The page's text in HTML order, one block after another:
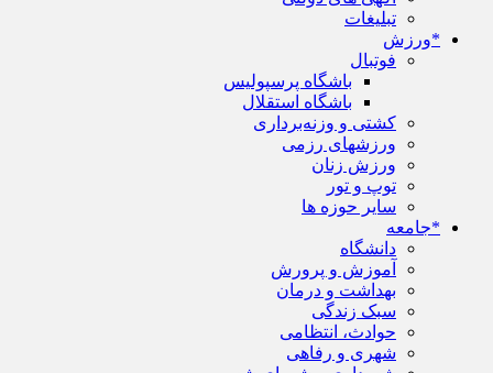
تبلیغات
*ورزش
فوتبال
باشگاه پرسپولیس
باشگاه استقلال
کشتی و وزنه‌برداری
ورزشهای رزمی
ورزش زنان
توپ و تور
سایر حوزه ها
*جامعه
دانشگاه
آموزش و پرورش
بهداشت و درمان
سبک زندگی
حوادث، انتظامی
شهری و رفاهی